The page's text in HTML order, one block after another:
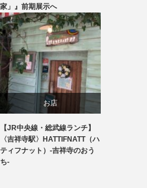
家」』前期展示へ
お店
食べ物
【JR中央線・総武線ランチ】
〈吉祥寺駅〉HATTIFNATT（ハ
ティフナット）-吉祥寺のおう
ち-